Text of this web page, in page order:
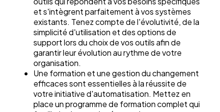
et s'intègrent parfaitement à vos systèmes
existants. Tenez compte de l'évolutivité, de la
simplicité d'utilisation et des options de
support lors du choix de vos outils afin de
garantir leur évolution au rythme de votre
organisation.
Une formation et une gestion du changement
efficaces sont essentielles à la réussite de
votre initiative d'automatisation. Mettez en
place un programme de formation complet qui